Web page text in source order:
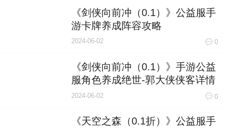
《剑侠向前冲（0.1）》公益服手
游卡牌养成阵容攻略
2024-06-02 0
《剑侠向前冲（0.1）》手游公益
服角色养成绝世-郭大侠侠客详情
2024-06-02 0
《天空之森（0.1折）》公益服手